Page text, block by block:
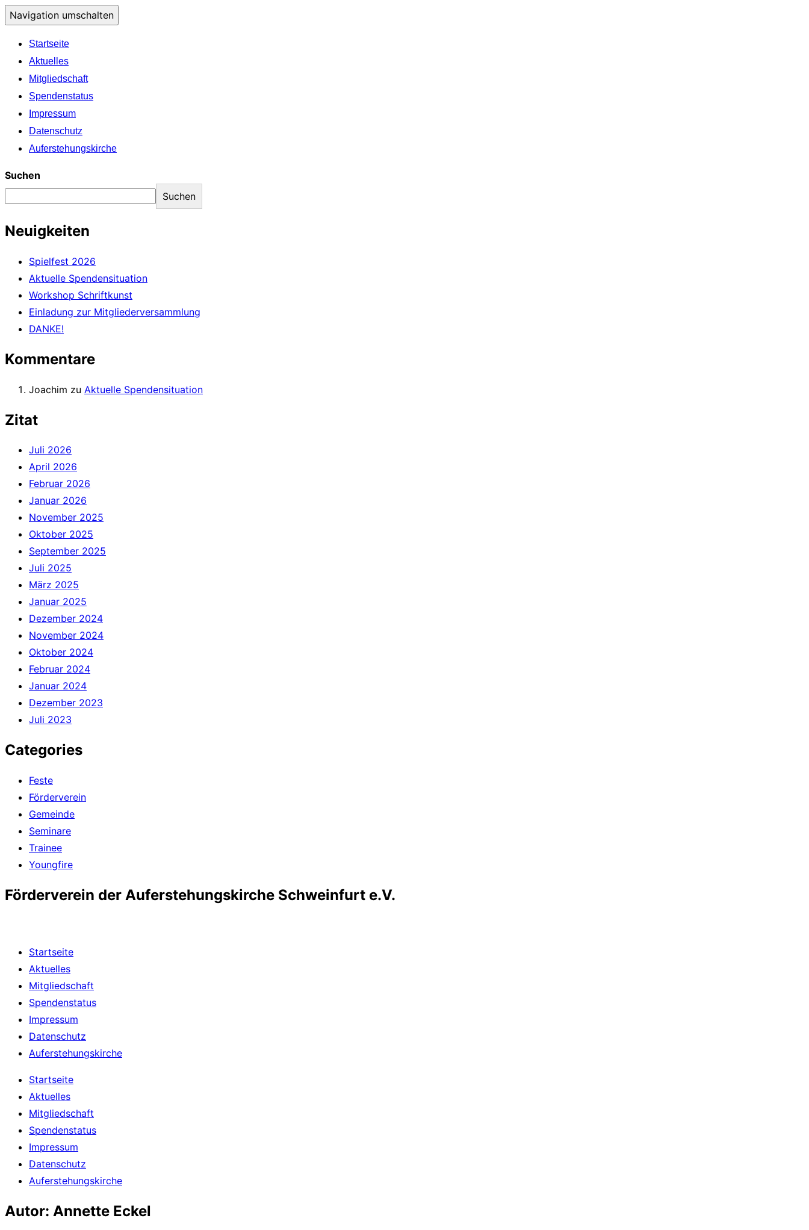
Navigation umschalten
Startseite
Aktuelles
Mitgliedschaft
Spendenstatus
Impressum
Datenschutz
Auferstehungskirche
Suchen
Suchen
Neuigkeiten
Spielfest 2026
Aktuelle Spendensituation
Workshop Schriftkunst
Einladung zur Mitgliederversammlung
DANKE!
Kommentare
Joachim zu Aktuelle Spendensituation
Zitat
Juli 2026
April 2026
Februar 2026
Januar 2026
November 2025
Oktober 2025
September 2025
Juli 2025
März 2025
Januar 2025
Dezember 2024
November 2024
Oktober 2024
Februar 2024
Januar 2024
Dezember 2023
Juli 2023
Categories
Feste
Förderverein
Gemeinde
Seminare
Trainee
Youngfire
Förderverein der Auferstehungskirche Schweinfurt e.V.
Startseite
Aktuelles
Mitgliedschaft
Spendenstatus
Impressum
Datenschutz
Auferstehungskirche
Startseite
Aktuelles
Mitgliedschaft
Spendenstatus
Impressum
Datenschutz
Auferstehungskirche
Autor: Annette Eckel